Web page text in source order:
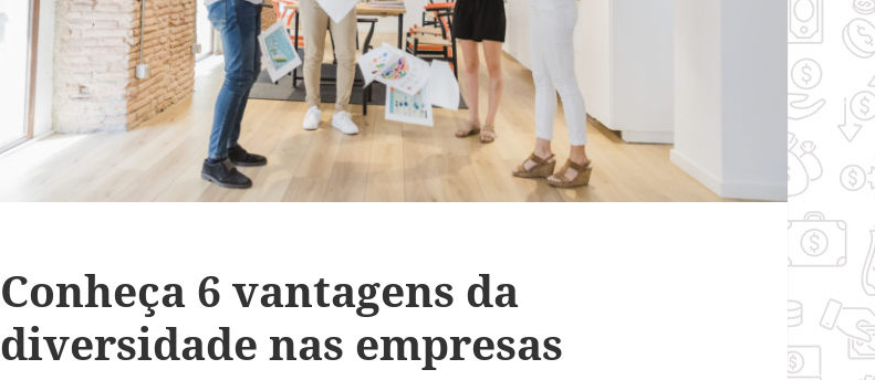
Conheça 6 vantagens da
diversidade nas empresas